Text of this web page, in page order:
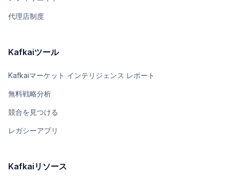
代理店制度
Kafkaiツール
Kafkaiマーケット インテリジェンス レポート
無料戦略分析
競合を見つける
レガシーアプリ
Kafkaiリソース